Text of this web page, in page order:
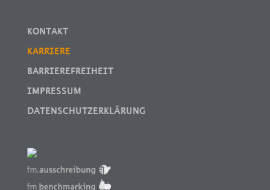
KONTAKT
KARRIERE
BARRIEREFREIHEIT
IMPRESSUM
DATENSCHUTZERKLÄRUNG